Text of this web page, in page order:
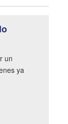
un
ya